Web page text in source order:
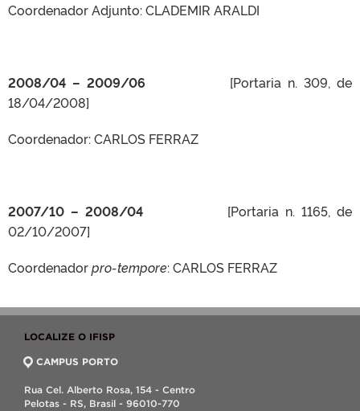
Coordenador Adjunto: CLADEMIR ARALDI
2008/04 – 2009/06 [Portaria n. 309, de
18/04/2008]
Coordenador: CARLOS FERRAZ
2007/10 – 2008/04 [Portaria n. 1165, de
02/10/2007]
Coordenadorpro-tempore: CARLOS FERRAZ
LOCALIZE O IFISP
CAMPUS PORTO
Rua Cel. Alberto Rosa, 154 - Centro
Pelotas - RS, Brasil - 96010-770